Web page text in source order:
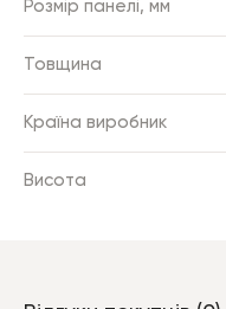
Розмір панелі, мм
Товщина
Країна виробник
Висота